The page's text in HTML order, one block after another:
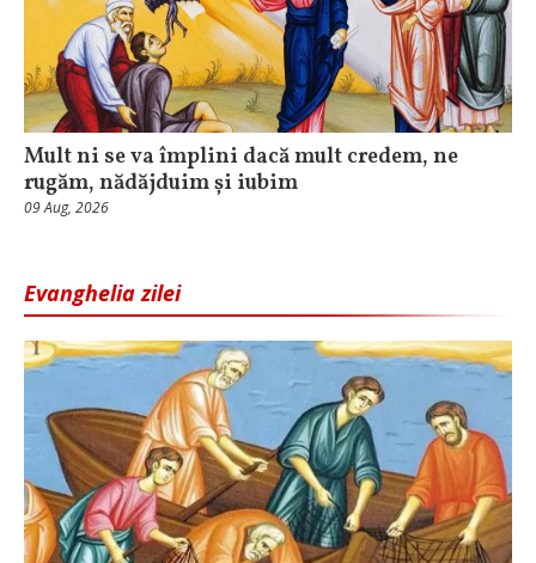
Mult ni se va împlini dacă mult credem, ne
rugăm, nădăjduim și iubim
09 Aug, 2026
Evanghelia zilei